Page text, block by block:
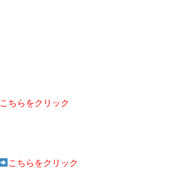
こちらをクリック
こちらをクリック